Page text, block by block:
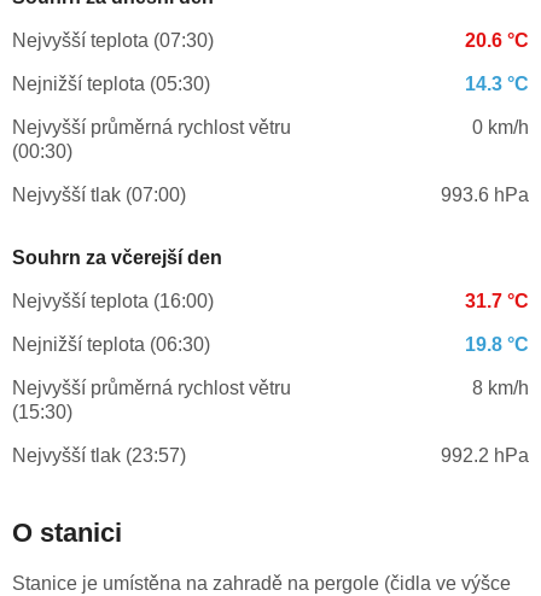
Nejvyšší teplota (07:30) 20.6 °C
Nejnižší teplota (05:30) 14.3 °C
Nejvyšší průměrná rychlost větru
(00:30)
0 km/h
Nejvyšší tlak (07:00) 993.6 hPa
Souhrn za včerejší den
Nejvyšší teplota (16:00) 31.7 °C
Nejnižší teplota (06:30) 19.8 °C
Nejvyšší průměrná rychlost větru
(15:30)
8 km/h
Nejvyšší tlak (23:57) 992.2 hPa
O stanici
Stanice je umístěna na zahradě na pergole (čidla ve výšce